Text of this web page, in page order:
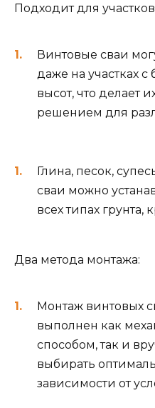
Подходит для
Винтовые сваи
даже на участках
высот, что делает
решением для
Глина, песок,
сваи можно
всех типах грунта,
Два метода монтажа:
Монтаж винтовых
выполнен как
способом, так и
выбирать
зависимости от